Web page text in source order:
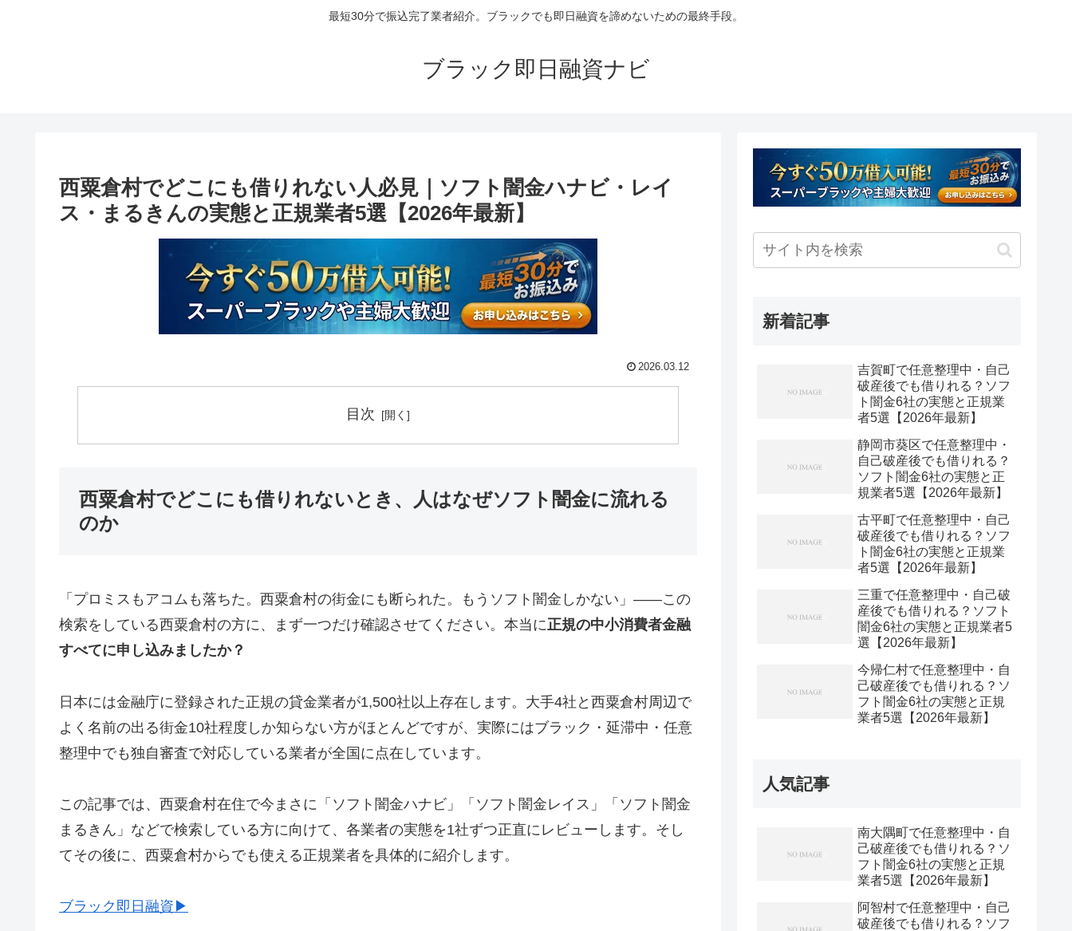
最短30分で振込完了業者紹介。ブラックでも即日融資を諦めないための最終手段。
ブラック即日融資ナビ
西粟倉村でどこにも借りれない人必見｜ソフト闇金ハナビ・レイ
ス・まるきんの実態と正規業者5選【2026年最新】
2026.03.12
目次
西粟倉村でどこにも借りれないとき、人はなぜソフト闇金に流れる
のか
「プロミスもアコムも落ちた。西粟倉村の街金にも断られた。もうソフト闇金しかない」——この
検索をしている西粟倉村の方に、まず一つだけ確認させてください。本当に正規の中小消費者金融
すべてに申し込みましたか？
日本には金融庁に登録された正規の貸金業者が1,500社以上存在します。大手4社と西粟倉村周辺で
よく名前の出る街金10社程度しか知らない方がほとんどですが、実際にはブラック・延滞中・任意
整理中でも独自審査で対応している業者が全国に点在しています。
この記事では、西粟倉村在住で今まさに「ソフト闇金ハナビ」「ソフト闇金レイス」「ソフト闇金
まるきん」などで検索している方に向けて、各業者の実態を1社ずつ正直にレビューします。そし
てその後に、西粟倉村からでも使える正規業者を具体的に紹介します。
ブラック即日融資▶
新着記事
吉賀町で任意整理中・自己
破産後でも借りれる？ソフ
ト闇金6社の実態と正規業
者5選【2026年最新】
静岡市葵区で任意整理中・
自己破産後でも借りれる？
ソフト闇金6社の実態と正
規業者5選【2026年最新】
古平町で任意整理中・自己
破産後でも借りれる？ソフ
ト闇金6社の実態と正規業
者5選【2026年最新】
三重で任意整理中・自己破
産後でも借りれる？ソフト
闇金6社の実態と正規業者5
選【2026年最新】
今帰仁村で任意整理中・自
己破産後でも借りれる？ソ
フト闇金6社の実態と正規
業者5選【2026年最新】
人気記事
南大隅町で任意整理中・自
己破産後でも借りれる？ソ
フト闇金6社の実態と正規
業者5選【2026年最新】
阿智村で任意整理中・自己
破産後でも借りれる？ソフ